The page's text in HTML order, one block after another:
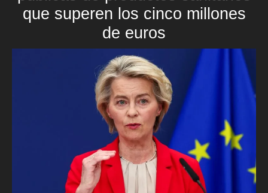
que superen los cinco millones
de euros